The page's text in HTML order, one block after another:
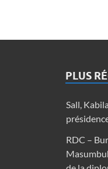
PLUS
Sall,
RDC –